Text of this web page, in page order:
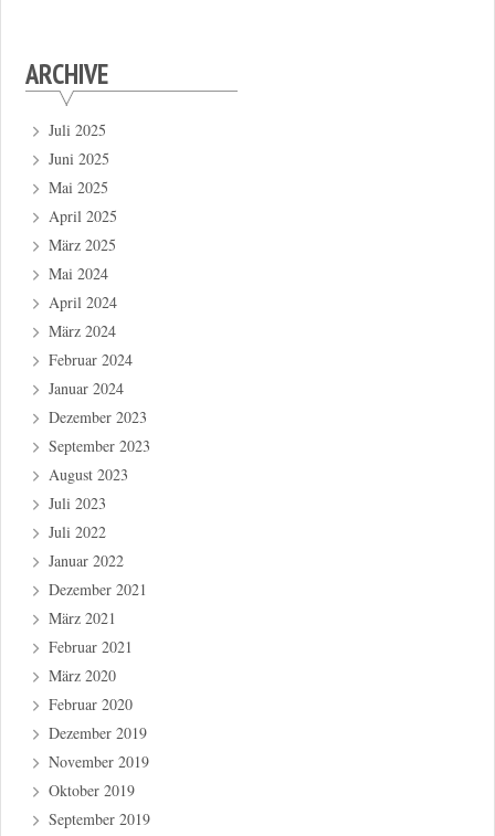
ARCHIVE
Juli 2025
Juni 2025
Mai 2025
April 2025
März 2025
Mai 2024
April 2024
März 2024
Februar 2024
Januar 2024
Dezember 2023
September 2023
August 2023
Juli 2023
Juli 2022
Januar 2022
Dezember 2021
März 2021
Februar 2021
März 2020
Februar 2020
Dezember 2019
November 2019
Oktober 2019
September 2019